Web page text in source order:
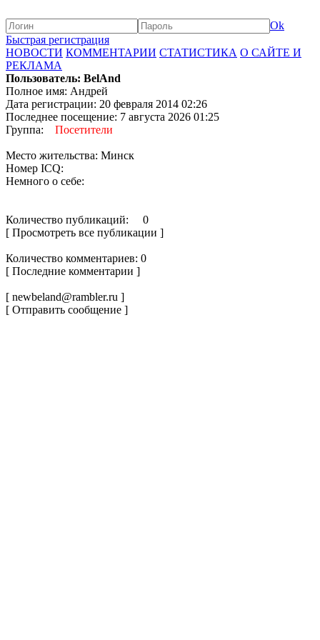
Ok
Быстрая регистрация
НОВОСТИ КОММЕНТАРИИ СТАТИСТИКА О САЙТЕ И
РЕКЛАМА
Пользователь: BelAnd
Полное имя: Андрей
Дата регистрации: 20 февраля 2014 02:26
Последнее посещение: 7 августа 2026 01:25
Группа: Посетители
Место жительства: Минск
Номер ICQ:
Немного о себе:
Количество публикаций: 0
[ Просмотреть все публикации ]
Количество комментариев: 0
[ Последние комментарии ]
[ newbeland@rambler.ru ]
[ Отправить сообщение ]